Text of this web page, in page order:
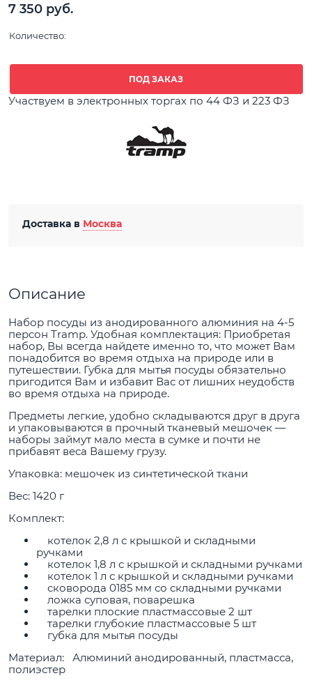
7 350 руб.
Количество:
ПОД ЗАКАЗ
Участвуем в электронных торгах по 44 ФЗ и 223 ФЗ
Доставка в Москва
Описание
Набор посуды из анодированного алюминия на 4-5
персон Tramp. Удобная комплектация: Приобретая
набор, Вы всегда найдете именно то, что может Вам
понадобится во время отдыха на природе или в
путешествии. Губка для мытья посуды обязательно
пригодится Вам и избавит Вас от лишних неудобств
во время отдыха на природе.
Предметы легкие, удобно складываются друг в друга
и упаковываются в прочный тканевый мешочек —
наборы займут мало места в сумке и почти не
прибавят веса Вашему грузу.
Упаковка: мешочек из синтетической ткани
Вес: 1420 г
Комплект:
котелок 2,8 л с крышкой и складными
ручками
котелок 1,8 л с крышкой и складными ручками
котелок 1 л с крышкой и складными ручками
сковорода 0185 мм со складными ручками
ложка суповая, поварешка
тарелки плоские пластмассовые 2 шт
тарелки глубокие пластмассовые 5 шт
губка для мытья посуды
Материал: Алюминий анодированный, пластмасса,
полиэстер